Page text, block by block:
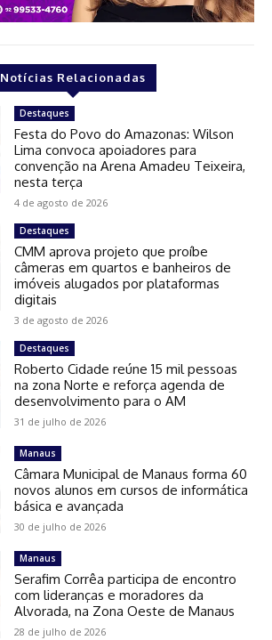
Notícias Relacionadas
Destaques
Festa do Povo do Amazonas: Wilson
Lima convoca apoiadores para
convenção na Arena Amadeu Teixeira,
nesta terça
4 de agosto de 2026
Destaques
CMM aprova projeto que proíbe
câmeras em quartos e banheiros de
imóveis alugados por plataformas
digitais
3 de agosto de 2026
Destaques
Roberto Cidade reúne 15 mil pessoas
na zona Norte e reforça agenda de
desenvolvimento para o AM
31 de julho de 2026
Manaus
Câmara Municipal de Manaus forma 60
novos alunos em cursos de informática
básica e avançada
30 de julho de 2026
Manaus
Serafim Corrêa participa de encontro
com lideranças e moradores da
Alvorada, na Zona Oeste de Manaus
28 de julho de 2026